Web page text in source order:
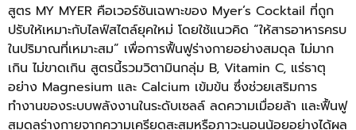
สูตร MY MYER คือเวอร์ชันเฉพาะของ Myer’s Cocktail ที่ถูก
ปรับให้เหมาะกับไลฟ์สไตล์ยุคใหม่ โดยใช้แนวคิด “ให้สารอาหารครบ
ในปริมาณที่เหมาะสม” เพื่อการฟื้นฟูร่างกายอย่างสมดุล ไม่มาก
เกิน ไม่ขาดเกิน สูตรนี้รวมวิตามินกลุ่ม B, Vitamin C, แร่ธาตุ
อย่าง Magnesium และ Calcium เข้มข้น ซึ่งช่วยเสริมการ
ทำงานของระบบพลังงานในระดับเซลล์ ลดความเมื่อยล้า และฟื้นฟู
สมดุลร่างกายจากความเครียดสะสมหรือภาวะนอนน้อยอย่างได้ผล